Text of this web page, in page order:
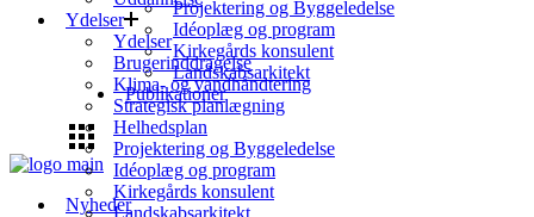
Projektering og Byggeledelse
Idéoplæg og program
Kirkegårds konsulent
Landskabsarkitekt
Publikationer
Nyheder
Ydelser
Ydelser
Brugerinddragelse
Klima- og vandhåndtering
Strategisk planlægning
Helhedsplan
Projektering og Byggeledelse
Idéoplæg og program
Kirkegårds konsulent
Landskabsarkitekt